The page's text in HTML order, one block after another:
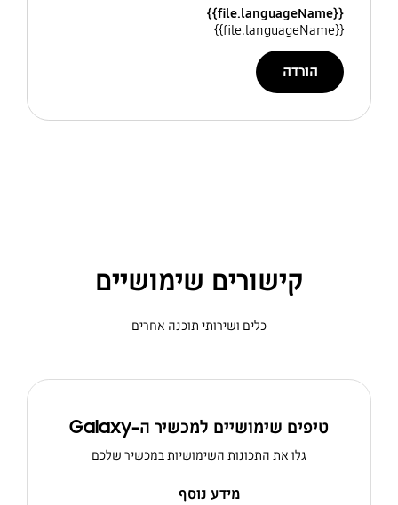
{{file.languageName}}
{{file.languageName}}
הורדה
קישורים שימושיים
כלים ושירותי תוכנה אחרים
טיפים שימושיים למכשיר ה-Galaxy
גלו את התכונות השימושיות במכשיר שלכם
מידע נוסף